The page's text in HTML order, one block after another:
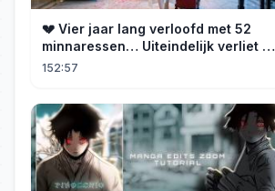
💔 Vier jaar lang verloofd met 52
minnaressen… Uiteindelijk verliet ze
hem en trouwde ze met zijn oom, de
152:57